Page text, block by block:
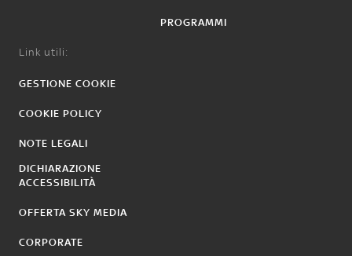
PROGRAMMI
Link utili:
GESTIONE COOKIE
COOKIE POLICY
NOTE LEGALI
DICHIARAZIONE
ACCESSIBILITÀ
OFFERTA SKY MEDIA
CORPORATE